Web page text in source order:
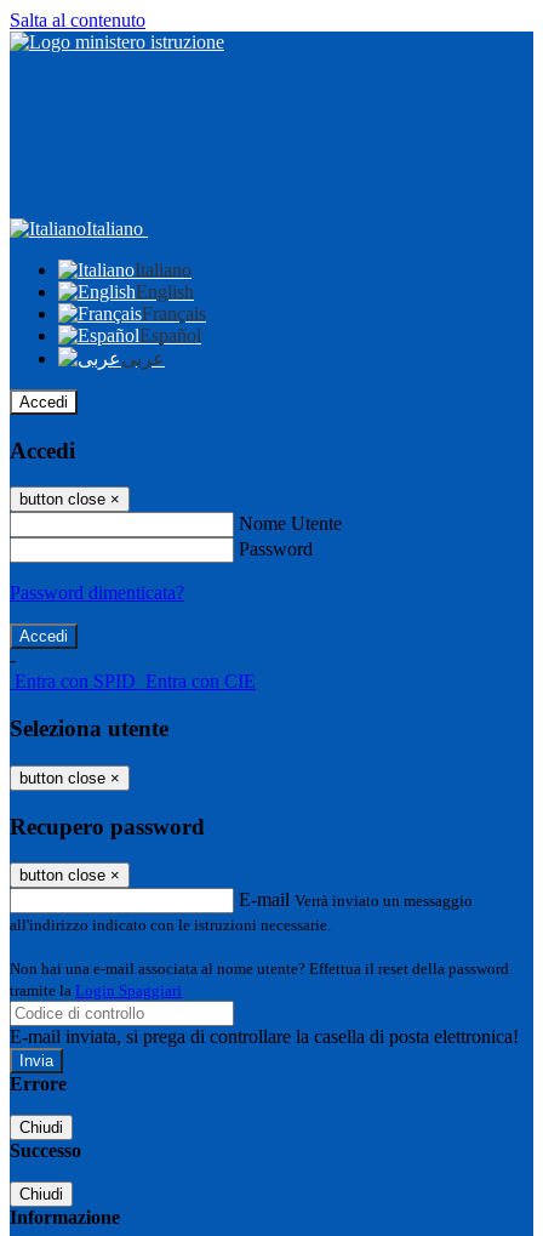
Salta al contenuto
Italiano
Italiano
English
Français
Español
عربى
Accedi
Accedi
button close ×
Nome Utente
Password
Password dimenticata?
-
Entra con SPID Entra con CIE
Seleziona utente
button close ×
Recupero password
button close ×
E-mail Verrà inviato un messaggio
all'indirizzo indicato con le istruzioni necessarie.
Non hai una e-mail associata al nome utente? Effettua il reset della password
tramite la Login Spaggiari
E-mail inviata, si prega di controllare la casella di posta elettronica!
Errore
Chiudi
Successo
Chiudi
Informazione